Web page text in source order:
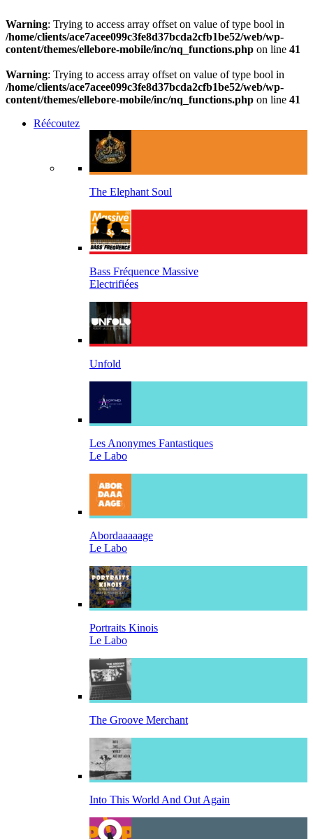
Warning: Trying to access array offset on value of type bool in
/home/clients/ace7acee099c3fe8d37bcda2cfb1be52/web/wp-
content/themes/ellebore-mobile/inc/nq_functions.php on line 41
Warning: Trying to access array offset on value of type bool in
/home/clients/ace7acee099c3fe8d37bcda2cfb1be52/web/wp-
content/themes/ellebore-mobile/inc/nq_functions.php on line 41
Réécoutez
The Elephant Soul
Bass Fréquence Massive
Electrifiées
Unfold
Les Anonymes Fantastiques
Le Labo
Abordaaaaage
Le Labo
Portraits Kinois
Le Labo
The Groove Merchant
Into This World And Out Again